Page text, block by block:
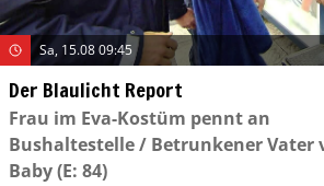
Sa, 15.08 09:45
Der Blaulicht Report
Frau im Eva-Kostüm pennt an
Bushaltestelle / Betrunkener Vater
Baby(E: 84)